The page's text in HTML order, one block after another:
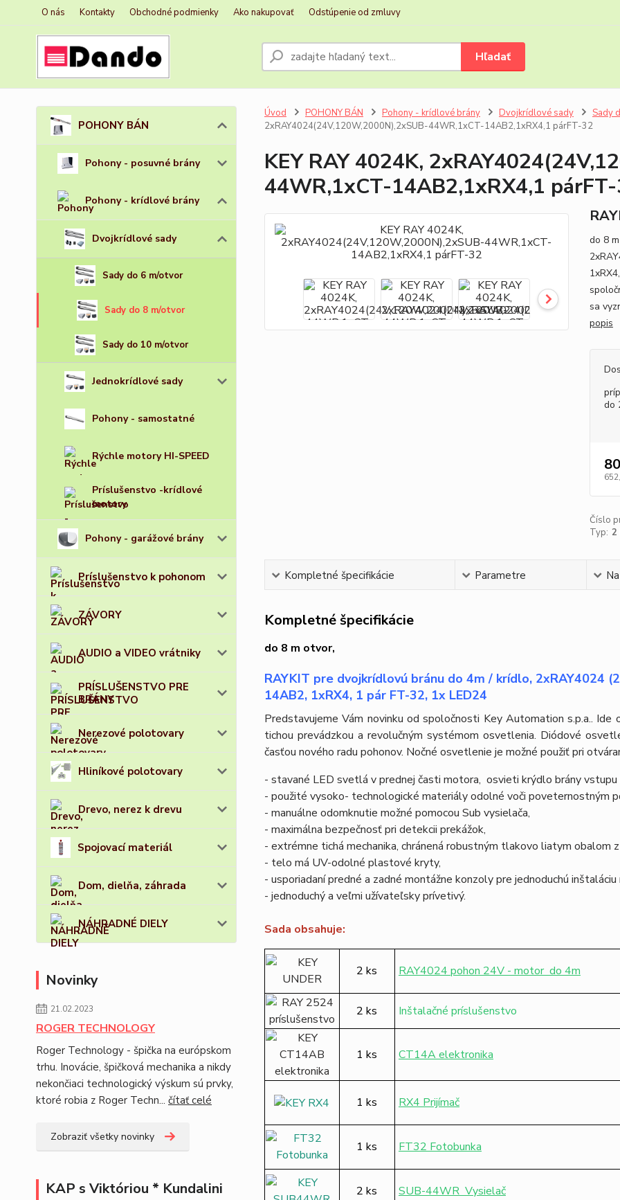
O nás Kontakty Obchodné podmienky Ako nakupovať Odstúpenie od zmluvy
Hľadať
POHONY BÁN
Pohony - posuvné brány
Pohony - krídlové brány
Dvojkrídlové sady
Sady do 6 m/otvor
Sady do 8 m/otvor
Sady do 10 m/otvor
Jednokrídlové sady
Pohony - samostatné
Rýchle motory HI-SPEED
Príslušenstvo -krídlové
motory
Pohony - garážové brány
Príslušenstvo k pohonom
ZÁVORY
AUDIO a VIDEO vrátniky
PRÍSLUŠENSTVO PRE
BRÁNY
Nerezové polotovary
Hliníkové polotovary
Drevo, nerez k drevu
Spojovací materiál
Dom, dielňa, záhrada
NÁHRADNÉ DIELY
Novinky
21.02.2023
ROGER TECHNOLOGY
Roger Technology - špička na európskom
trhu. Inovácie, špičková mechanika a nikdy
nekončiaci technologický výskum sú prvky,
ktoré robia z Roger Techn... čítať celé
Zobraziť všetky novinky
KAP s Viktóriou * Kundalini
Úvod POHONY BÁN Pohony - krídlové brány Dvojkrídlové sady Sady
2xRAY4024(24V,120W,2000N),2xSUB-44WR,1xCT-14AB2,1xRX4,1 párFT-32
KEY RAY 4024K,
44WR,1xCT-14AB2,1xRX4,1
do 8
sa
popis
do
Číslo
Typ: 2
Kompletné špecifikácie Parametre
Kompletné špecifikácie
do 8 m otvor,
RAYKIT pre dvojkrídlovú bránu do 4m / krídlo, 2xRAY4024
14AB2, 1xRX4, 1 pár FT-32, 1x LED24
Predstavujeme Vám novinku od spoločnosti Key Automation s.p.a..
tichou prevádzkou a revolučným systémom osvetlenia. Diódové
časťou nového radu pohonov. Nočné osvetlenie je možné použiť pri
- stavané LED svetlá v prednej časti motora, osvieti krýdlo brány vstupu
- použité vysoko- technologické materiály odolné voči poveternostným
- manuálne odomknutie možné pomocou Sub vysielača,
- maximálna bezpečnosť pri detekcii prekážok,
- extrémne tichá mechanika, chránená robustným tlakovo liatym obalom
- telo má UV-odolné plastové kryty,
- usporiadaní predné a zadné montážne konzoly pre jednoduchú
- jednoduchý a veľmi užívateľsky prívetivý.
Sada obsahuje:
2 ks RAY4024 pohon 24V - motor do 4m
2 ks Inštalačné príslušenstvo
1 ks CT14A elektronika
1 ks RX4 Prijímač
1 ks FT32 Fotobunka
2 ks SUB-44WR Vysielač